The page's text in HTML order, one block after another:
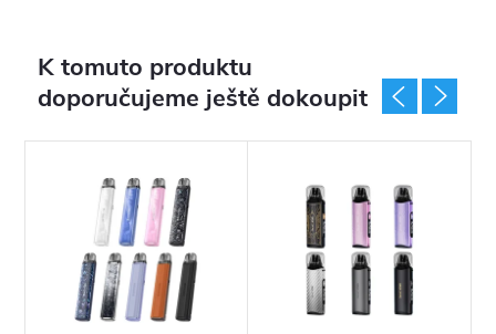
K tomuto produktu
doporučujeme ještě dokoupit